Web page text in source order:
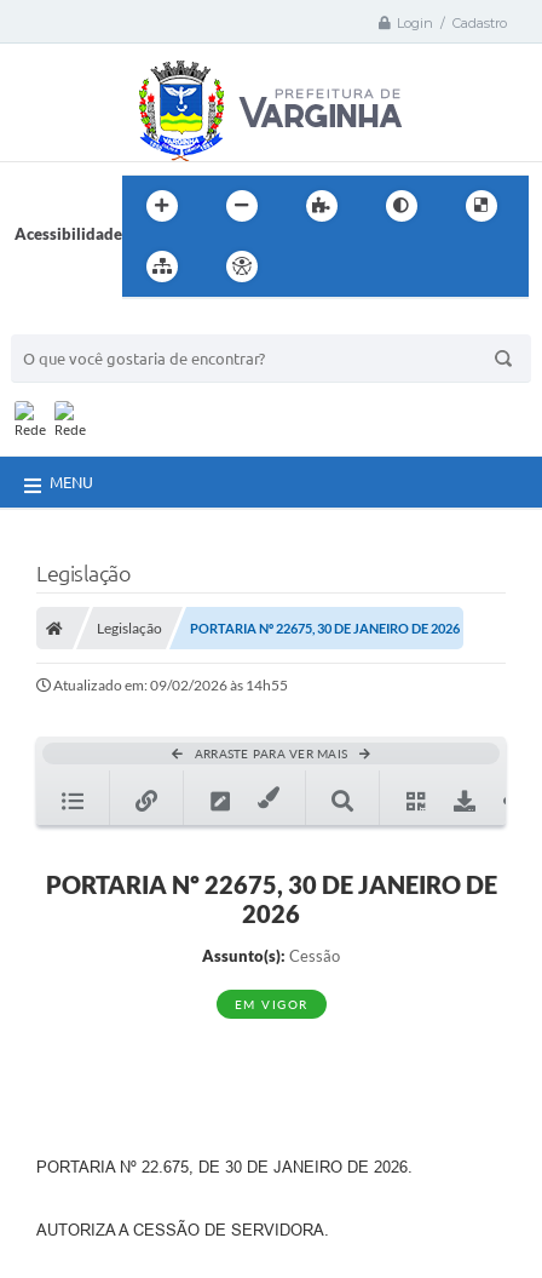
Login / Cadastro
Acessibilidade
MENU
Legislação
Legislação PORTARIA Nº 22675, 30 DE JANEIRO DE 2026
Atualizado em: 09/02/2026 às 14h55
ARRASTE PARA VER MAIS
PORTARIA Nº 22675, 30 DE JANEIRO DE
2026
Assunto(s): Cessão
EM VIGOR
PORTARIA Nº 22.675, DE 30 DE JANEIRO DE 2026.
AUTORIZA A CESSÃO DE SERVIDORA.